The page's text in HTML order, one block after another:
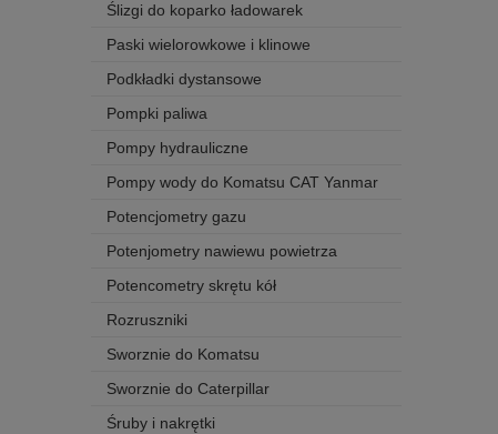
Ślizgi do koparko ładowarek
Paski wielorowkowe i klinowe
Podkładki dystansowe
Pompki paliwa
Pompy hydrauliczne
Pompy wody do Komatsu CAT Yanmar
Potencjometry gazu
Potenjometry nawiewu powietrza
Potencometry skrętu kół
Rozruszniki
Sworznie do Komatsu
Sworznie do Caterpillar
Śruby i nakrętki